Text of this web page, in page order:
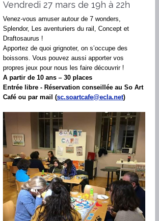
Vendredi 27 mars de 19h à 22h
Venez-vous amuser autour de 7 wonders,
Splendor, Les aventuriers du rail, Concept et
Draftosaurus !
Apportez de quoi grignoter, on s’occupe des
boissons. Vous pouvez aussi apporter vos
propres jeux pour nous les faire découvrir !
A partir de 10 ans – 30 places
Entrée libre - Réservation conseillée au So Art
Café ou par mail (sc.soartcafe@ecla.net)